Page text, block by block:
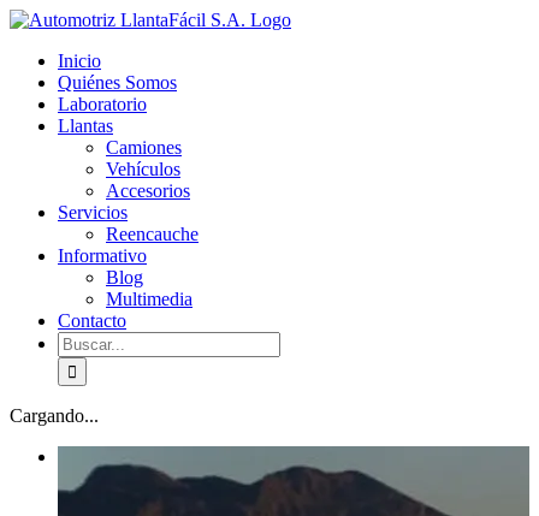
Skip
content
facebook
youtube
Inicio
Quiénes Somos
Laboratorio
Llantas
Camiones
Vehículos
Accesorios
Servicios
Reencauche
Informativo
Blog
Multimedia
Contacto
Buscar:
Cargando...